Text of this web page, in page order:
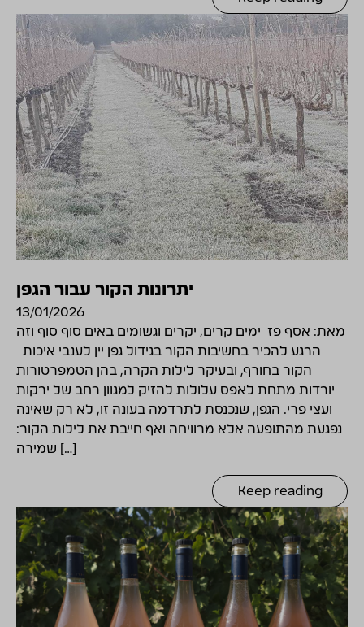
יתרונות הקור עבור הגפן
13/01/2026
מאת: אסף פז ימים קרים, יקרים וגשומים באים סוף סוף וזה
הרגע להכיר בחשיבות הקור בגידול גפן יין לענבי איכות
הקור בחורף, ובעיקר לילות הקרה, בהן הטמפרטורות
יורדות מתחת לאפס עלולות להזיק למגוון רחב של ירקות
ועצי פרי. הגפן, שנכנסת לתרדמה בעונה זו, לא רק שאינה
נפגעת מהתופעה אלא מרוויחה ואף חייבת את לילות הקור:
שמירה […]
Keep reading